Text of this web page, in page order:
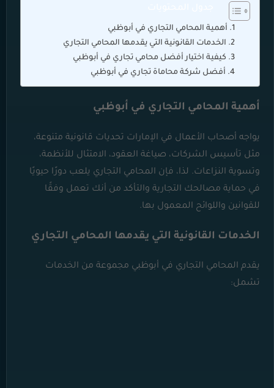
أهمية المحامي التجاري في أبوظبي
الخدمات القانونية التي يقدمها المحامي التجاري
كيفية اختيار أفضل محامي تجاري في أبوظبي
أفضل شركة محاماة تجاري في أبوظبي
أهمية المحامي التجاري في أبوظبي
يواجه أصحاب الأعمال في الإمارات تحديات قانونية متنوعة،
مثل تأسيس الشركات، صياغة العقود، الامتثال للأنظمة،
وتسوية النزاعات. لذا، فإن المحامي التجاري يلعب دورًا حيويًا
في حماية مصالحك التجارية والتأكد من أنك تعمل وفقًا
للقوانين واللوائح المعمول بها.
الخدمات القانونية التي يقدمها المحامي التجاري
يقدم المحامي التجاري في أبوظبي مجموعة من الخدمات
تشمل: